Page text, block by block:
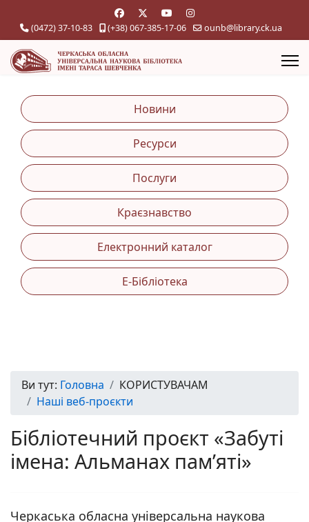
(0472) 37-10-83 (+38) 067-385-17-06 ounb@library.ck.ua
Новини
Ресурси
Послуги
Краєзнавство
Електронний каталог
Е-Бібліотека
Ви тут: Головна
КОРИСТУВАЧАМ
Наші веб-проєкти
Бібліотечний проєкт «Забуті
імена: Альманах пам’яті»
Черкаська обласна універсальна наукова